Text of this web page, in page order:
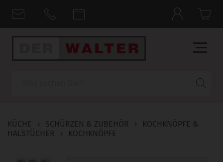
KÜCHE › SCHÜRZEN & ZUBEHÖR ›
KOCHKNÖPFE &
HALSTÜCHER
› KOCHKNÖPFE